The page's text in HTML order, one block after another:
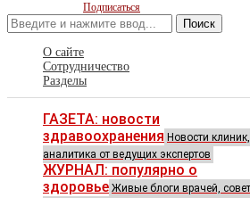
Подписаться
Поиск
О сайте
Сотрудничество
Разделы
ГАЗЕТА: новости
здравоохранения Новости клиник,
аналитика от ведущих экспертов
ЖУРНАЛ: популярно о
здоровье Живые блоги врачей,